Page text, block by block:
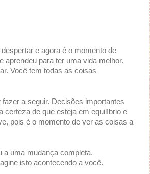
e agora é o momento de
aprendeu para ter uma vida melhor.
Você tem todas as coisas
a seguir. Decisões importantes
de que esteja em equilíbrio e
pois é o momento de ver as coisas a
a uma mudança completa.
isto acontecendo a você.